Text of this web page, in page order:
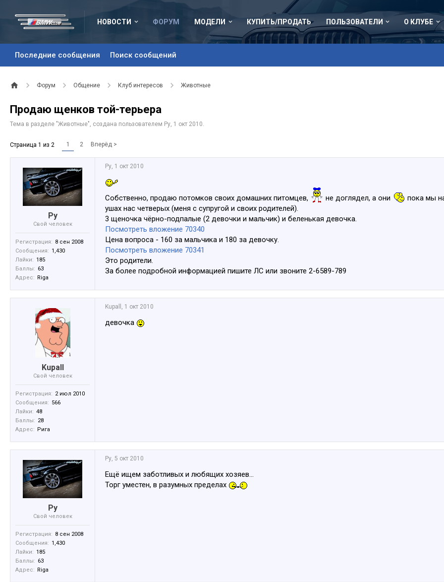
НОВОСТИ ФОРУМ
Последние сообщения Поиск сообщений
МОДЕЛИ КУПИТЬ/ПРОДАТЬ ПОЛЬЗОВАТЕЛИ О КЛУБЕ
Форум Общение Клуб интересов Животные
Продаю щенков той-терьера
Тема в разделе "Животные", создана пользователем Ру, 1 окт 2010.
Страница 1 из 2 1 2 Вперёд >
Ру
Свой человек
Регистрация: 8 сен 2008
Сообщения: 1,430
Лайки: 185
Баллы: 63
Адрес: Riga
Ру, 1 окт 2010
Собственно, продаю потомков своих домашних питомцев, не доглядел, а они
пока мы
ушах нас четверых (меня с супругой и своих родителей).
3 щеночка чёрно-подпалые (2 девочки и мальчик) и беленькая девочка.
Посмотреть вложение 70340
Цена вопроса - 160 за мальчика и 180 за девочку.
Посмотреть вложение 70341
Это родители.
За более подробной информацией пишите ЛС или звоните 2-6589-789
Kupall
Свой человек
Регистрация: 2 июл 2010
Сообщения: 566
Лайки: 48
Баллы: 28
Адрес: Рига
Kupall , 1 окт 2010
девочка
Ру
Свой человек
Регистрация: 8 сен 2008
Сообщения: 1,430
Лайки: 185
Баллы: 63
Адрес: Riga
Ру, 5 окт 2010
Ещё ищем заботливых и любящих хозяев...
Торг уместен, в разумных пределах